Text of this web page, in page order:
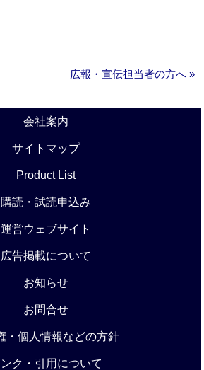
広報・宣伝担当者の方へ »
会社案内
サイトマップ
Product List
購読・試読申込み
運営ウェブサイト
広告掲載について
お知らせ
お問合せ
・個人情報などの方針
ンク・引用について